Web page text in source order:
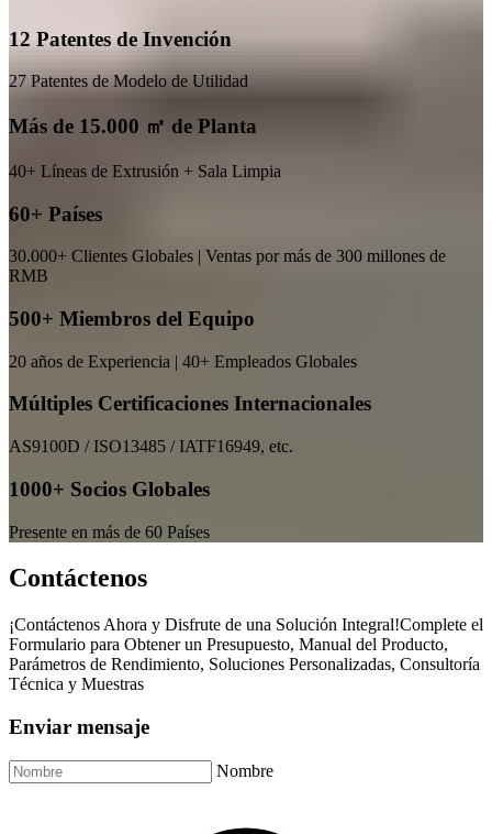
12 Patentes de Invención
27 Patentes de Modelo de Utilidad
Más de 15.000 ㎡ de Planta
40+ Líneas de Extrusión + Sala Limpia
60+ Países
30.000+ Clientes Globales | Ventas por más de 300 millones de
RMB
500+ Miembros del Equipo
20 años de Experiencia | 40+ Empleados Globales
Múltiples Certificaciones Internacionales
AS9100D / ISO13485 / IATF16949, etc.
1000+ Socios Globales
Presente en más de 60 Países
Contáctenos
¡Contáctenos Ahora y Disfrute de una Solución Integral!Complete el
Formulario para Obtener un Presupuesto, Manual del Producto,
Parámetros de Rendimiento, Soluciones Personalizadas, Consultoría
Técnica y Muestras
Enviar mensaje
Nombre